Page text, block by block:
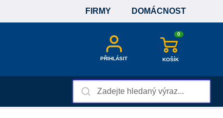
FIRMY DOMÁCNOST
PŘIHLÁSIT
0
KOŠÍK